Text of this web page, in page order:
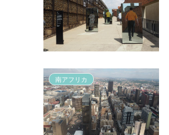
南アフリカ